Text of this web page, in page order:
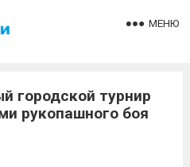
МЕНЮ
городской турнир
рукопашного боя